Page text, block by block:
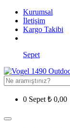
Kurumsal
İletişim
Kargo Takibi
Sepet
0 Sepet ₺ 0,00